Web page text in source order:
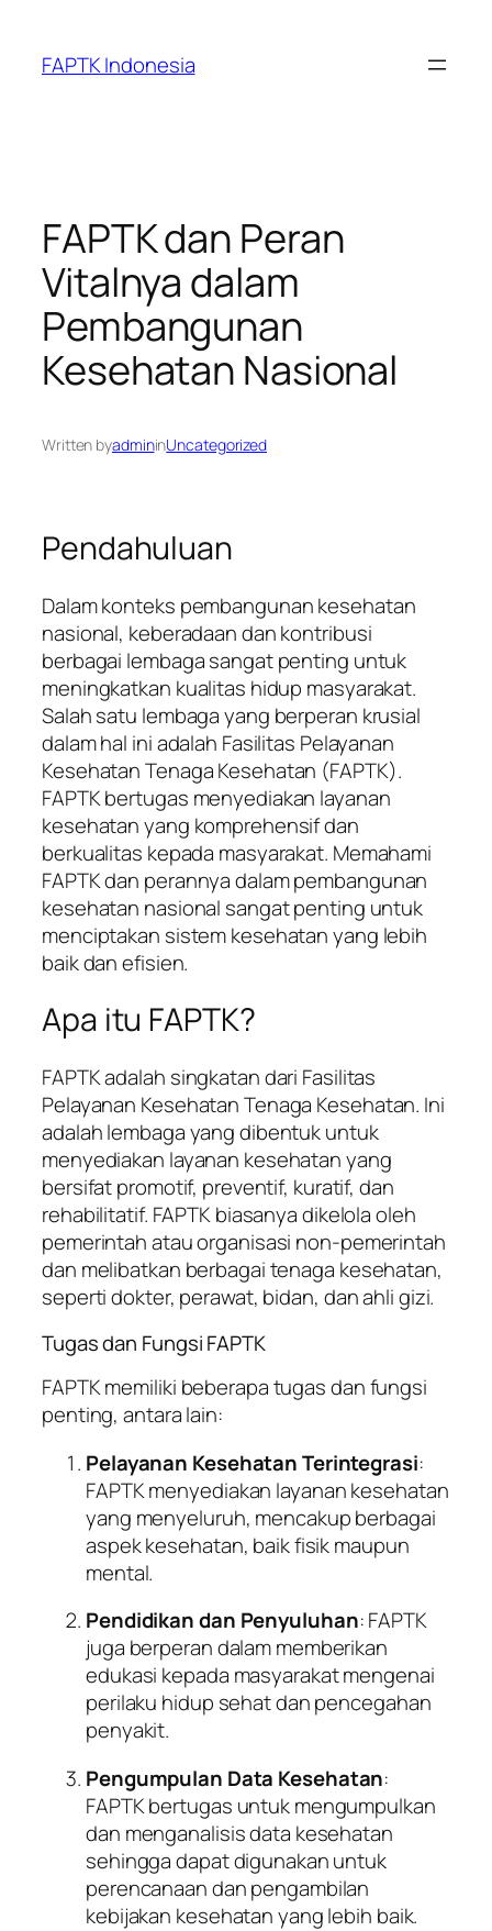
content
FAPTK Indonesia
FAPTK dan Peran
Vitalnya dalam
Pembangunan
Kesehatan Nasional
Written byadmininUncategorized
Pendahuluan
Dalam konteks pembangunan kesehatan
nasional, keberadaan dan kontribusi
berbagai lembaga sangat penting untuk
meningkatkan kualitas hidup masyarakat.
Salah satu lembaga yang berperan krusial
dalam hal ini adalah Fasilitas Pelayanan
Kesehatan Tenaga Kesehatan (FAPTK).
FAPTK bertugas menyediakan layanan
kesehatan yang komprehensif dan
berkualitas kepada masyarakat. Memahami
FAPTK dan perannya dalam pembangunan
kesehatan nasional sangat penting untuk
menciptakan sistem kesehatan yang lebih
baik dan efisien.
Apa itu FAPTK?
FAPTK adalah singkatan dari Fasilitas
Pelayanan Kesehatan Tenaga Kesehatan. Ini
adalah lembaga yang dibentuk untuk
menyediakan layanan kesehatan yang
bersifat promotif, preventif, kuratif, dan
rehabilitatif. FAPTK biasanya dikelola oleh
pemerintah atau organisasi non-pemerintah
dan melibatkan berbagai tenaga kesehatan,
seperti dokter, perawat, bidan, dan ahli gizi.
Tugas dan Fungsi FAPTK
FAPTK memiliki beberapa tugas dan fungsi
penting, antara lain:
Pelayanan Kesehatan Terintegrasi:
FAPTK menyediakan layanan kesehatan
yang menyeluruh, mencakup berbagai
aspek kesehatan, baik fisik maupun
mental.
Pendidikan dan Penyuluhan: FAPTK
juga berperan dalam memberikan
edukasi kepada masyarakat mengenai
perilaku hidup sehat dan pencegahan
penyakit.
Pengumpulan Data Kesehatan:
FAPTK bertugas untuk mengumpulkan
dan menganalisis data kesehatan
sehingga dapat digunakan untuk
perencanaan dan pengambilan
kebijakan kesehatan yang lebih baik.